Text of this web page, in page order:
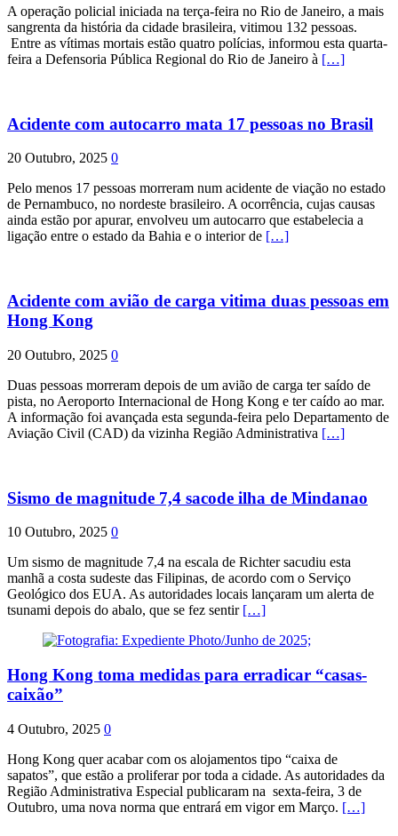
A operação policial iniciada na terça-feira no Rio de Janeiro, a mais
sangrenta da história da cidade brasileira, vitimou 132 pessoas.
Entre as vítimas mortais estão quatro polícias, informou esta quarta-
feira a Defensoria Pública Regional do Rio de Janeiro à […]
Acidente com autocarro mata 17 pessoas no Brasil
20 Outubro, 2025 0
Pelo menos 17 pessoas morreram num acidente de viação no estado
de Pernambuco, no nordeste brasileiro. A ocorrência, cujas causas
ainda estão por apurar, envolveu um autocarro que estabelecia a
ligação entre o estado da Bahia e o interior de […]
Acidente com avião de carga vitima duas pessoas em
Hong Kong
20 Outubro, 2025 0
Duas pessoas morreram depois de um avião de carga ter saído de
pista, no Aeroporto Internacional de Hong Kong e ter caído ao mar.
A informação foi avançada esta segunda-feira pelo Departamento de
Aviação Civil (CAD) da vizinha Região Administrativa […]
Sismo de magnitude 7,4 sacode ilha de Mindanao
10 Outubro, 2025 0
Um sismo de magnitude 7,4 na escala de Richter sacudiu esta
manhã a costa sudeste das Filipinas, de acordo com o Serviço
Geológico dos EUA. As autoridades locais lançaram um alerta de
tsunami depois do abalo, que se fez sentir […]
Hong Kong toma medidas para erradicar “casas-
caixão”
4 Outubro, 2025 0
Hong Kong quer acabar com os alojamentos tipo “caixa de
sapatos”, que estão a proliferar por toda a cidade. As autoridades da
Região Administrativa Especial publicaram na sexta-feira, 3 de
Outubro, uma nova norma que entrará em vigor em Março. […]